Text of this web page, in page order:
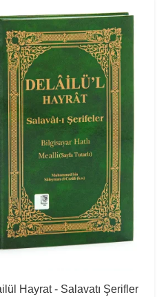
Hayrat - Salavatı Şerifler